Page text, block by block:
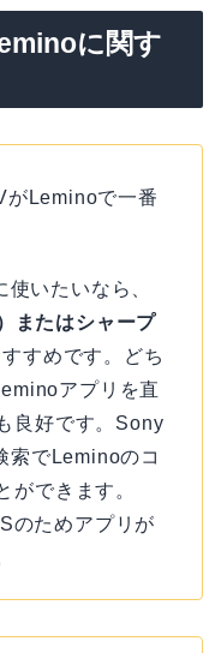
に関す
がLeminoで一番
いたいなら、
またはシャープ
すめです。どち
アプリを直
良好です。Sony
索でLeminoのコ
ができます。
のためアプリが